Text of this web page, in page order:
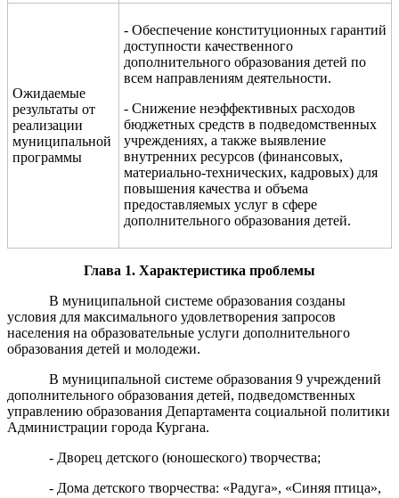
Ожидаемые
результаты от
реализации
муниципальной
программы
- Обеспечение конституционных гарантий
доступности качественного
дополнительного образования детей по
всем направлениям деятельности.
- Снижение неэффективных расходов
бюджетных средств в подведомственных
учреждениях, а также выявление
внутренних ресурсов (финансовых,
материально-технических, кадровых) для
повышения качества и объема
предоставляемых услуг в сфере
дополнительного образования детей.
Глава 1. Характеристика проблемы
В муниципальной системе образования созданы
условия для максимального удовлетворения запросов
населения на образовательные услуги дополнительного
образования детей и молодежи.
В муниципальной системе образования 9 учреждений
дополнительного образования детей, подведомственных
управлению образования Департамента социальной политики
Администрации города Кургана.
- Дворец детского (юношеского) творчества;
- Дома детского творчества: «Радуга», «Синяя птица»,